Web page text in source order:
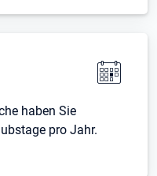
haben Sie
pro Jahr.